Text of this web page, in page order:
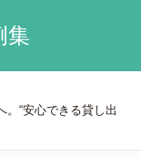
集
“安心できる貸し出